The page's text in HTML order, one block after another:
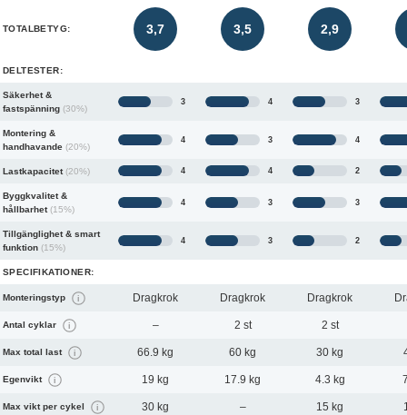
TOTALBETYG: 3,7 3,5 2,9
DELTESTER:
Säkerhet &
fastspänning (30%)
3 4 3
Montering &
handhavande (20%)
4 3 4
Lastkapacitet(20%) 4 4 2
Byggkvalitet &
hållbarhet(15%)
4 3 3
Tillgänglighet & smart
funktion (15%)
4 3 2
SPECIFIKATIONER:
Monteringstyp i Dragkrok Dragkrok Dragkrok
Antal cyklar i – 2 st 2 st
Max total last i 66.9 kg 60 kg 30 kg
Egenvikt i 19 kg 17.9 kg 4.3 kg
Max vikt per cykel i 30 kg – 15 kg